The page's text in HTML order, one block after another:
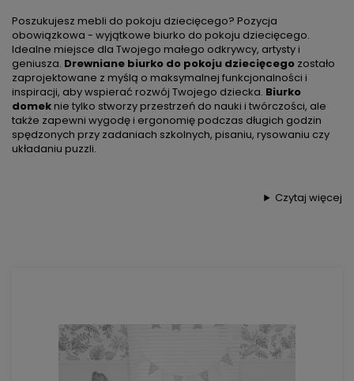
Poszukujesz mebli do pokoju dziecięcego? Pozycja
obowiązkowa - wyjątkowe biurko do pokoju dziecięcego.
Idealne miejsce dla Twojego małego odkrywcy, artysty i
geniusza. Drewniane biurko do pokoju dziecięcego zostało
zaprojektowane z myślą o maksymalnej funkcjonalności i
inspiracji, aby wspierać rozwój Twojego dziecka. Biurko
domeknie tylko stworzy przestrzeń do nauki i twórczości, ale
także zapewni wygodę i ergonomię podczas długich godzin
spędzonych przy zadaniach szkolnych, pisaniu, rysowaniu czy
układaniu puzzli.
Czytaj więcej